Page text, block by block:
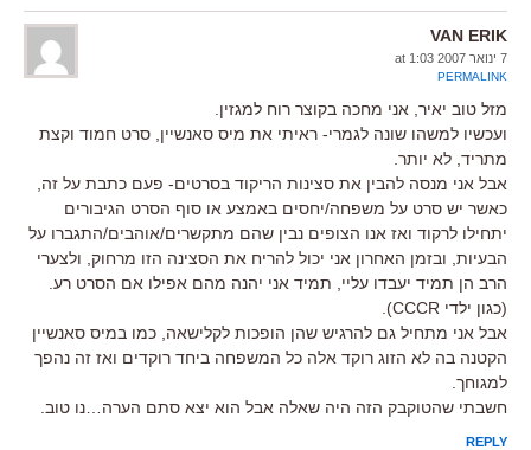
VAN ERIK
7 ינואר 2007 at 1:03
PERMALINK
מזל טוב יאיר, אני מחכה בקוצר רוח למגזין.
ועכשיו למשהו שונה לגמרי- ראיתי את מיס סאנשיין, סרט חמוד וקצת
מתריד, לא יותר.
אבל אני מנסה להבין את סצינות הריקוד בסרטים- פעם כתבת על זה,
כאשר יש סרט על משפחה/יחסים באמצע או סוף הסרט הגיבורים
יתחילו לרקוד ואז אנו הצופים נבין שהם מתקשרים/אוהבים/התגברו על
הבעיות, ובזמן האחרון אני יכול להריח את הסצינה הזו מרחוק, ולצערי
הרב הן תמיד יעבדו עליי, תמיד אני יהנה מהם אפילו אם הסרט רע.
(כגון ילדי CCCR).
אבל אני מתחיל גם להרגיש שהן הופכות לקלישאה, כמו במיס סאנשיין
הקטנה בה לא הזוג רוקד אלה כל המשפחה ביחד רוקדים ואז זה נהפך
למגוחך.
חשבתי שהטוקבק הזה היה שאלה אבל הוא יצא סתם הערה…נו טוב.
REPLY